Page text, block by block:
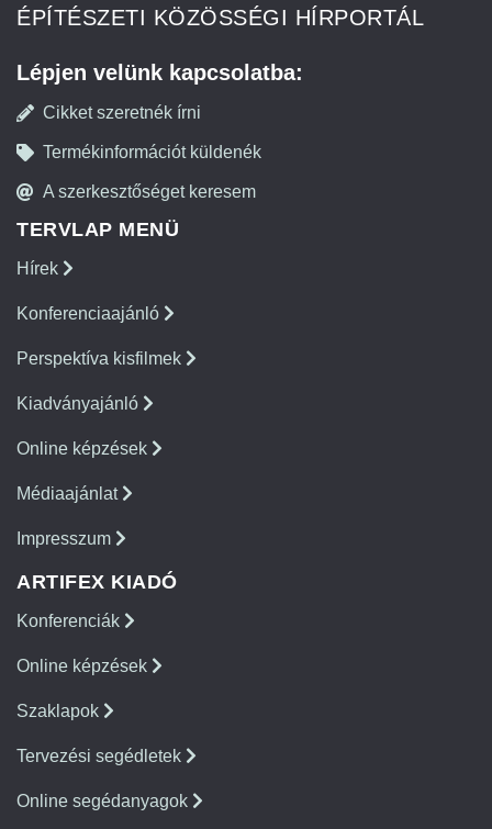
ÉPÍTÉSZETI KÖZÖSSÉGI HÍRPORTÁL
Lépjen velünk kapcsolatba:
Cikket szeretnék írni
Termékinformációt küldenék
A szerkesztőséget keresem
TERVLAP MENÜ
Hírek
Konferenciaajánló
Perspektíva kisfilmek
Kiadványajánló
Online képzések
Médiaajánlat
Impresszum
ARTIFEX KIADÓ
Konferenciák
Online képzések
Szaklapok
Tervezési segédletek
Online segédanyagok